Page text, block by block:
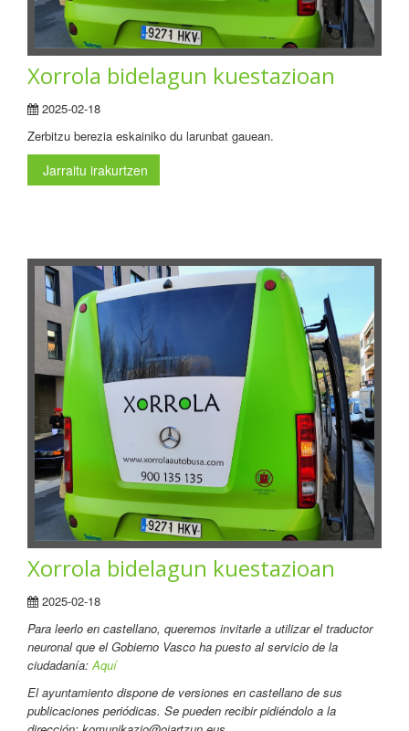
Xorrola bidelagun kuestazioan
2025-02-18
Zerbitzu berezia eskainiko du larunbat gauean.
Jarraitu irakurtzen
Xorrola bidelagun kuestazioan
2025-02-18
Para leerlo en castellano, queremos invitarle a utilizar el traductor
neuronal que el Gobierno Vasco ha puesto al servicio de la
ciudadanía:Aquí
El ayuntamiento dispone de versiones en castellano de sus
publicaciones periódicas. Se pueden recibir pidiéndolo a la